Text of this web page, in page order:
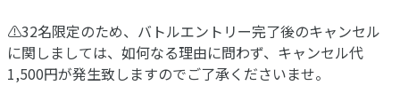
⚠︎32名限定のため、バトルエントリー完了後のキャンセル
に関しましては、如何なる理由に問わず、キャンセル代
1,500円が発生致しますのでご了承くださいませ。